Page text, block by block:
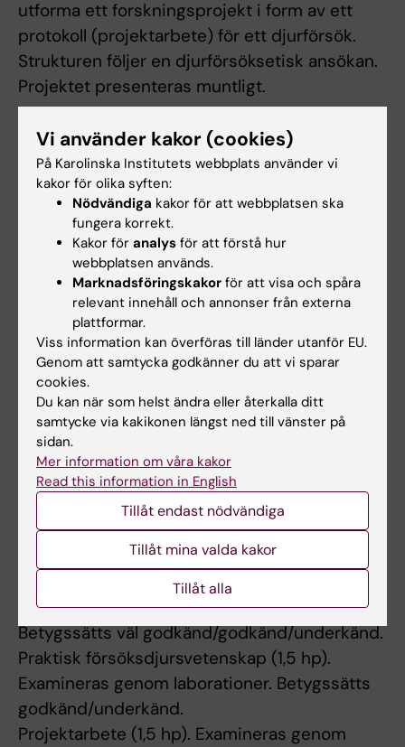
utforma ett forskningsprojekt i form av ett
protokoll (projektarbete) för ett djurförsök.
Strukturen följer en djurförsöksetisk ansökan.
Projektet presenteras muntligt.
Kursen är uppdelad i tre moment:
Teoretisk försöksdjurskunskap, 1.5 hp
Betygsskala: VU
En teoretisk del på nätet.
Praktisk försöksdjurvetenskap, 1.5 hp
Betygsskala: VU
Praktiska hands-on sessioner och artspecifika
demonstrationer.
Projektarbete, 1.5 hp
Betygsskala: VU
Ett forskningsprotokoll bereds och presenteras i grupp.
Examination
Teoretisk försöksdjursvetenskap (1,5 hp).
Examineras genom en skriftlig tentamen.
Betygssätts väl godkänd/godkänd/underkänd.
Praktisk försöksdjursvetenskap (1,5 hp).
Examineras genom laborationer. Betygssätts
godkänd/underkänd.
Projektarbete (1,5 hp). Examineras genom
Vi använder kakor (cookies)
På Karolinska Institutets webbplats använder vi
kakor för olika syften:
Nödvändiga kakor för att webbplatsen ska
fungera korrekt.
Kakor för analys för att förstå hur
webbplatsen används.
Marknadsföringskakor för att visa och spåra
relevant innehåll och annonser från externa
plattformar.
Viss information kan överföras till länder utanför EU.
Genom att samtycka godkänner du att vi sparar
cookies.
Du kan när som helst ändra eller återkalla ditt
samtycke via kakikonen längst ned till vänster på
sidan.
Mer information om våra kakor
Read this information in English
Tillåt endast nödvändiga
Tillåt mina valda kakor
Tillåt alla